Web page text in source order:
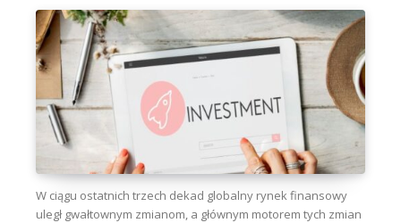
W ciągu ostatnich trzech dekad globalny rynek finansowy
uległ gwałtownym zmianom, a głównym motorem tych zmian